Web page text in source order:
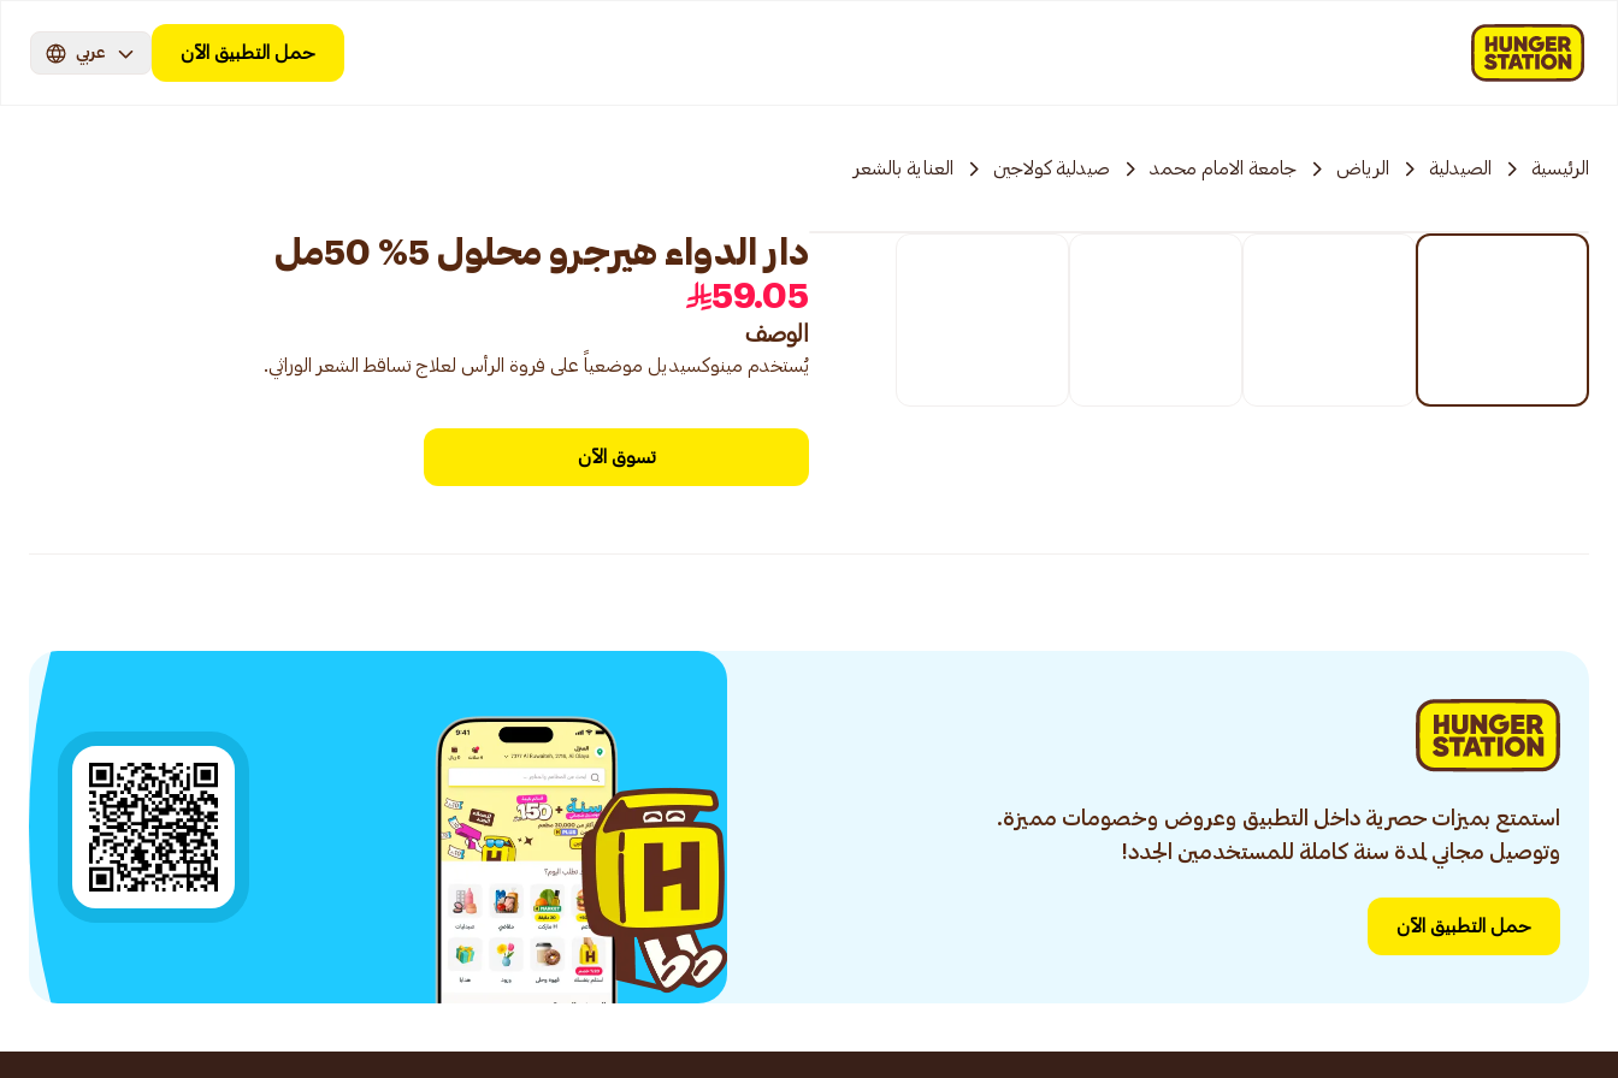
حمل التطبيق الآن عربي
الرئيسية الصيدلية الرياض جامعة الامام محمد صيدلية كولاجين العناية بالشعر
دار الدواء هيرجرو محلول 5% 50مل
59.05
الوصف
يُستخدم مينوكسيديل موضعياً على فروة الرأس لعلاج تساقط الشعر الوراثي.
تسوق الآن
استمتع بميزات حصرية داخل التطبيق وعروض وخصومات مميزة.
وتوصيل مجاني لمدة سنة كاملة للمستخدمين الجدد!
حمل التطبيق الآن